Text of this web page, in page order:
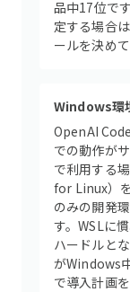
品中17位で
定する場合
ールを決め
Windows環
OpenAI
での動作が
で利用する
for Linux）
のみの開発
す。WSLに
ハードルと
がWindows
で導入計画